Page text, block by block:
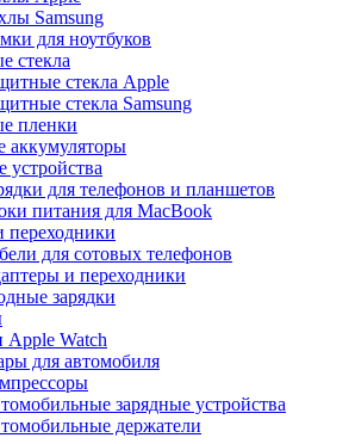
Samsung
для ноутбуков
стекла
стекла Apple
стекла Samsung
пленки
аккумуляторы
устройства
для телефонов и планшетов
питания для MacBook
переходники
для сотовых телефонов
и переходники
зарядки
Watch
для автомобиля
зарядные устройства
держатели